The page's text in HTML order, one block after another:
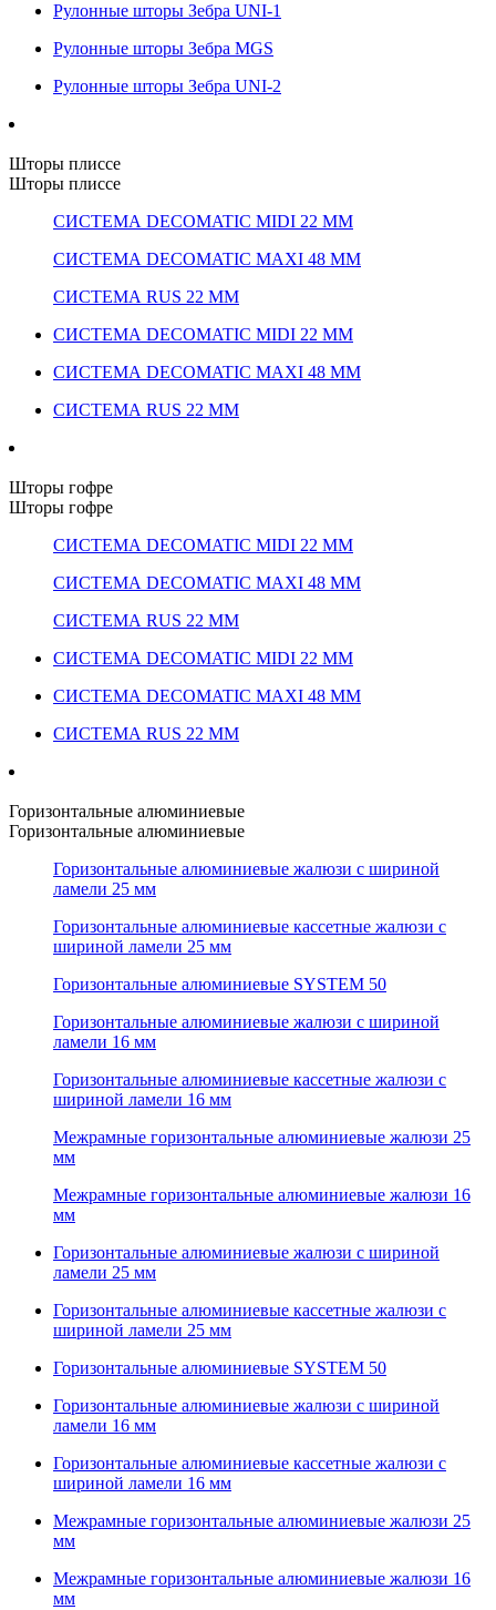
Рулонные шторы Зебра UNI-1
Рулонные шторы Зебра MGS
Рулонные шторы Зебра UNI-2
Шторы плиссе
Шторы плиссе
СИСТЕМА DECOMATIC MIDI 22 ММ
СИСТЕМА DECOMATIC MAXI 48 ММ
СИСТЕМА RUS 22 ММ
СИСТЕМА DECOMATIC MIDI 22 ММ
СИСТЕМА DECOMATIC MAXI 48 ММ
СИСТЕМА RUS 22 ММ
Шторы гофре
Шторы гофре
СИСТЕМА DECOMATIC MIDI 22 ММ
СИСТЕМА DECOMATIC MAXI 48 ММ
СИСТЕМА RUS 22 ММ
СИСТЕМА DECOMATIC MIDI 22 ММ
СИСТЕМА DECOMATIC MAXI 48 ММ
СИСТЕМА RUS 22 ММ
Горизонтальные алюминиевые
Горизонтальные алюминиевые
Горизонтальные алюминиевые жалюзи с шириной
ламели 25 мм
Горизонтальные алюминиевые кассетные жалюзи с
шириной ламели 25 мм
Горизонтальные алюминиевые SYSTEM 50
Горизонтальные алюминиевые жалюзи с шириной
ламели 16 мм
Горизонтальные алюминиевые кассетные жалюзи с
шириной ламели 16 мм
Межрамные горизонтальные алюминиевые жалюзи 25
мм
Межрамные горизонтальные алюминиевые жалюзи 16
мм
Горизонтальные алюминиевые жалюзи с шириной
ламели 25 мм
Горизонтальные алюминиевые кассетные жалюзи с
шириной ламели 25 мм
Горизонтальные алюминиевые SYSTEM 50
Горизонтальные алюминиевые жалюзи с шириной
ламели 16 мм
Горизонтальные алюминиевые кассетные жалюзи с
шириной ламели 16 мм
Межрамные горизонтальные алюминиевые жалюзи 25
мм
Межрамные горизонтальные алюминиевые жалюзи 16
мм